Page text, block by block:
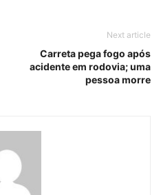
Next article
Carreta pega fogo após
acidente em rodovia; uma
pessoa morre